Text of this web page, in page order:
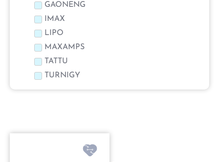
GAONENG
IMAX
LIPO
MAXAMPS
TATTU
TURNIGY